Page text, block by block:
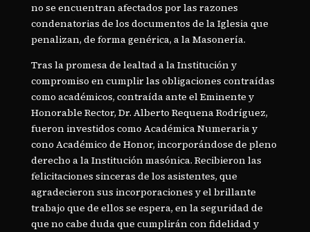
no se encuentran afectados por las razones
condenatorias de los documentos de la Iglesia que
penalizan, de forma genérica, a la Masonería.
Tras la promesa de lealtad a la Institución y
compromiso en cumplir las obligaciones contraídas
como académicos, contraída ante el Eminente y
Honorable Rector, Dr. Alberto Requena Rodríguez,
fueron investidos como Académica Numeraria y
cono Académico de Honor, incorporándose de pleno
derecho a la Institución masónica. Recibieron las
felicitaciones sinceras de los asistentes, que
agradecieron sus incorporaciones y el brillante
trabajo que de ellos se espera, en la seguridad de
que no cabe duda que cumplirán con fidelidad y